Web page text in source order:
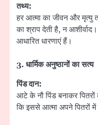
तथ्य:
हर आत्मा का जीवन और मृत्यु
का श्राप देती है, न
आधारित धारणाएं हैं।
3. धार्मिक अनुष्ठानों का सत्य
पिंड दान:
आटे के नौ पिंड बनाकर पितरों
कि इससे आत्मा अपने पितरों में